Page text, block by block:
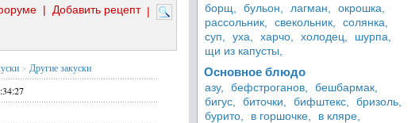
|
Добавить рецепт
|
> Другие закуски
борщ, бульон, лагман,
окрошка,
рассольник,
свекольник,
солянка,
суп,
уха, харчо, холодец,
шурпа,
щи из капусты,
Основное блюдо
азу, бефстроганов,
бешбармак,
бигус,
биточки, бифштекс,
бризоль,
бурито,
в горшочке,
в кляре,